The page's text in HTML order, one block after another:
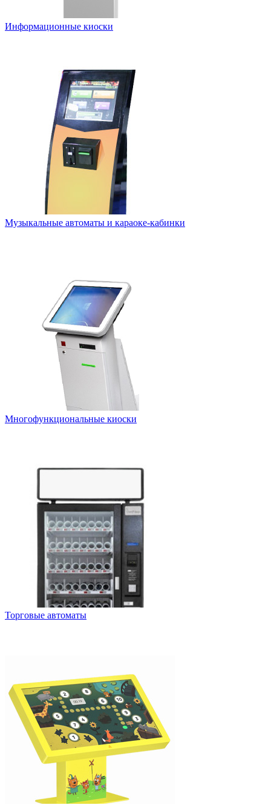
Информационные киоски
Музыкальные автоматы и караоке-кабинки
Многофункциональные киоски
Торговые автоматы